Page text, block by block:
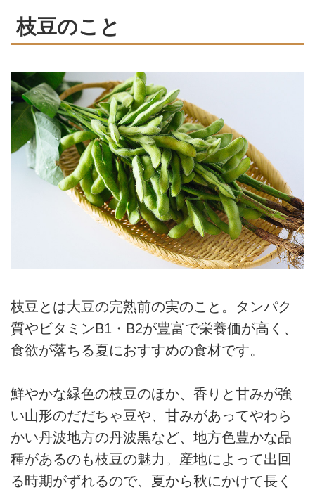
枝豆のこと
枝豆とは大豆の完熟前の実のこと。タンパク
質やビタミンB1・B2が豊富で栄養価が高く、
食欲が落ちる夏におすすめの食材です。
鮮やかな緑色の枝豆のほか、香りと甘みが強
い山形のだだちゃ豆や、甘みがあってやわら
かい丹波地方の丹波黒など、地方色豊かな品
種があるのも枝豆の魅力。産地によって出回
る時期がずれるので、夏から秋にかけて長く